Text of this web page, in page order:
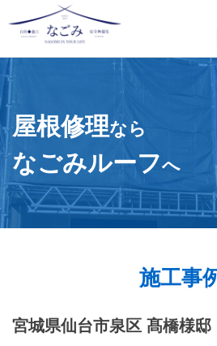
Skip
to
content
宮城県仙台市の屋根修理・雨漏り
屋根修理なら
なごみルーフへ
施工事
宮城県仙台市泉区 髙橋様邸